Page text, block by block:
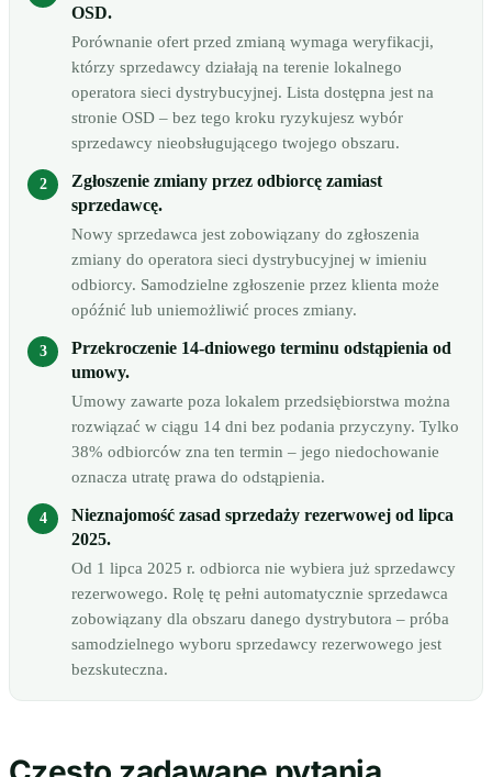
OSD.
Porównanie ofert przed zmianą wymaga weryfikacji,
którzy sprzedawcy działają na terenie lokalnego
operatora sieci dystrybucyjnej. Lista dostępna jest na
stronie OSD – bez tego kroku ryzykujesz wybór
sprzedawcy nieobsługującego twojego obszaru.
Zgłoszenie zmiany przez odbiorcę zamiast
sprzedawcę.
Nowy sprzedawca jest zobowiązany do zgłoszenia
zmiany do operatora sieci dystrybucyjnej w imieniu
odbiorcy. Samodzielne zgłoszenie przez klienta może
opóźnić lub uniemożliwić proces zmiany.
Przekroczenie 14-dniowego terminu odstąpienia od
umowy.
Umowy zawarte poza lokalem przedsiębiorstwa można
rozwiązać w ciągu 14 dni bez podania przyczyny. Tylko
38% odbiorców zna ten termin – jego niedochowanie
oznacza utratę prawa do odstąpienia.
Nieznajomość zasad sprzedaży rezerwowej od lipca
2025.
Od 1 lipca 2025 r. odbiorca nie wybiera już sprzedawcy
rezerwowego. Rolę tę pełni automatycznie sprzedawca
zobowiązany dla obszaru danego dystrybutora – próba
samodzielnego wyboru sprzedawcy rezerwowego jest
bezskuteczna.